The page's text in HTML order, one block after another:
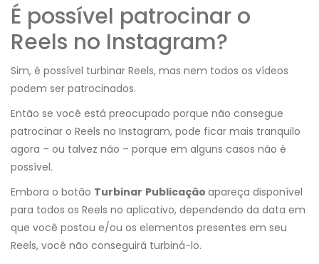
É possível patrocinar o
Reels no Instagram?
Sim, é possível turbinar Reels, mas nem todos os vídeos
podem ser patrocinados.
Então se você está preocupado porque não consegue
patrocinar o Reels no Instagram, pode ficar mais tranquilo
agora – ou talvez não – porque em alguns casos não é
possível.
Embora o botão Turbinar Publicação apareça disponível
para todos os Reels no aplicativo, dependendo da data em
que você postou e/ou os elementos presentes em seu
Reels, você não conseguirá turbiná-lo.